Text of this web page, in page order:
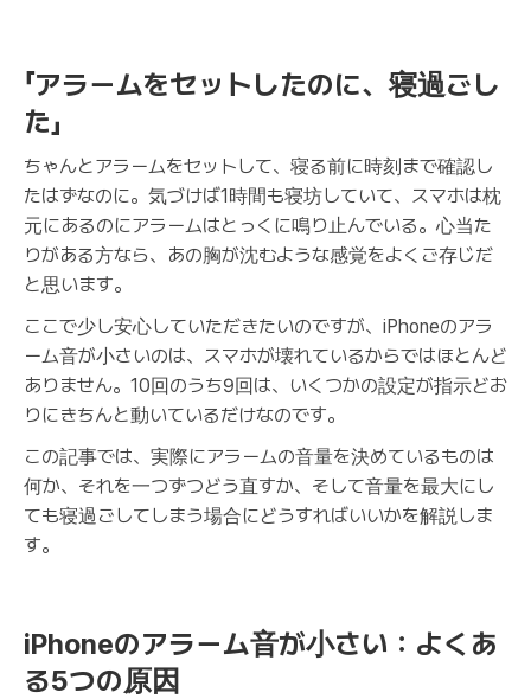
「アラームをセットしたのに、寝過ごし
た」
ちゃんとアラームをセットして、寝る前に時刻まで確認し
たはずなのに。気づけば1時間も寝坊していて、スマホは枕
元にあるのにアラームはとっくに鳴り止んでいる。心当た
りがある方なら、あの胸が沈むような感覚をよくご存じだ
と思います。
ここで少し安心していただきたいのですが、iPhoneのアラ
ーム音が小さいのは、スマホが壊れているからではほとんど
ありません。10回のうち9回は、いくつかの設定が指示どお
りにきちんと動いているだけなのです。
この記事では、実際にアラームの音量を決めているものは
何か、それを一つずつどう直すか、そして音量を最大にし
ても寝過ごしてしまう場合にどうすればいいかを解説しま
す。
iPhoneのアラーム音が小さい：よくあ
る5つの原因